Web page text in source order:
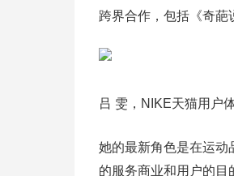
跨界合作，包括《奇葩
吕 雯，NIKE天猫用户
她的最新角色是在运动
的服务商业和用户的